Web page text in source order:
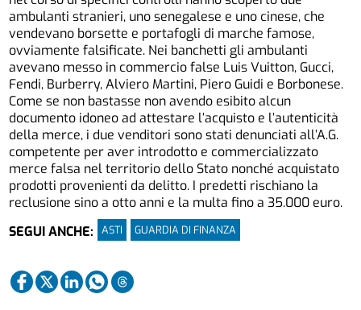
ambulanti stranieri, uno senegalese e uno cinese, che
vendevano borsette e portafogli di marche famose,
ovviamente falsificate. Nei banchetti gli ambulanti
avevano messo in commercio false Luis Vuitton, Gucci,
Fendi, Burberry, Alviero Martini, Piero Guidi e Borbonese.
Come se non bastasse non avendo esibito alcun
documento idoneo ad attestare l’acquisto e l’autenticità
della merce, i due venditori sono stati denunciati all’A.G.
competente per aver introdotto e commercializzato
merce falsa nel territorio dello Stato nonché acquistato
prodotti provenienti da delitto. I predetti rischiano la
reclusione sino a otto anni e la multa fino a 35.000 euro.
SEGUI ANCHE:
ASTI GUARDIA DI FINANZA